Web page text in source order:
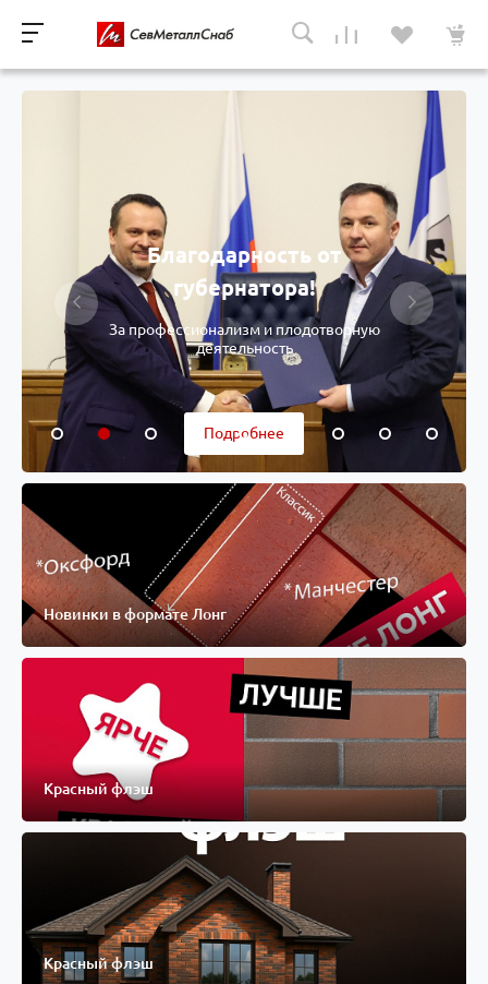
Благодарность от
губернатора!
За профессионализм и плодотворную
деятельность
Подробнее
Новинки в формате Лонг
Красный флэш
Красный флэш